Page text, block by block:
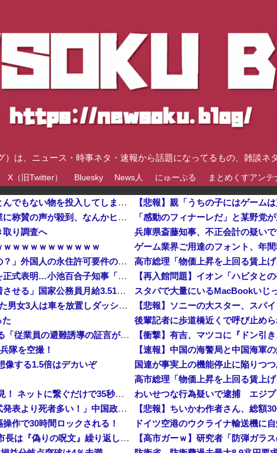
は、ニュース・時事ネタ・速報から話題になってるもの、雑談ネ
X（旧Twitter） Bluesky News人 にゅーぷる まとめくすアンテ
【物議】沖縄の大型パーク「ジャングリア」、とんでもない物を投入してしまう！！！！！
「感動のフィナーレだ」と某野党が達成した偉業に称賛の声が殺到、なんかヒーロー番組の最終回を見ているような気分に……他
取り調査へ
ｗｗｗｗｗｗｗｗｗｗｗ
「あきれてモノが言えない」「国を維持できるの？」外国人の永住許可要件の厳格化で在日中国人の本音は？
【東京】東京駅近くに「地下シェルター」整備を正式表明…小池百合子知事「多くの方が滞在、施設整備の効果高い」
高市総理「物価上昇を上回る賃上げを日本に定着させる」国家公務員月給3.51％増へ 地方公務員も追随する見通し
【鹿児島】 突然右折し路面電車と衝突 乗っていた男女3人は車を放置しダッシュで逃走中
た
【イオンモール熊本】 一転して話が変わってくる「従業員の避難誘導の証言が複数」イオン側が社内規定に抵触していた疑い
隊を空撮！
像する1.5倍はデカいぞ
【衝撃】 中国製ルーター20機種にバックドア発見！ ネットに繋ぐだけで35秒ごとに中国のサーバーと通信
中国「大洪水！」中国ダム「決壊」地元民「公式発表より死者多い！」中国政府「住民拘束！（安否不明」中国当局「救助隊動画も削除」台風13号「三峡ダム接近中」→
作で30時間ロックされる！
【平和宣言を非難】 ロシア外務省報道官「広島市長は『偽りの呪文』繰り返している」
兵庫県斎藤知事、不正会計の疑い
スタバで大量にいるMacBookいじ
【衝撃】有吉、マツコに『ドン引
わいせつな行為疑いで逮捕 エジ